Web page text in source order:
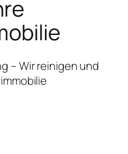
– Wir reinigen und